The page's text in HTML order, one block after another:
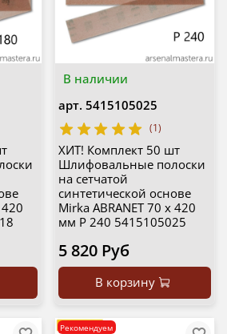
В наличии
арт. 5415105025
(1)
ХИТ! Комплект 50 шт
Шлифовальные полоски
на сетчатой
синтетической основе
Mirka ABRANET 70 x 420
мм Р 240 5415105025
5 820 Руб
В корзину
Рекомендуем